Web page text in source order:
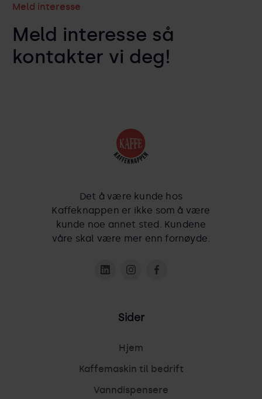
Meld interesse
Meld interesse så
kontakter vi deg!
Det å være kunde hos
Kaffeknappen er ikke som å være
kunde noe annet sted. Kundene
våre skal være mer enn fornøyde.
Sider
Hjem
Kaffemaskin til bedrift
Vanndispensere